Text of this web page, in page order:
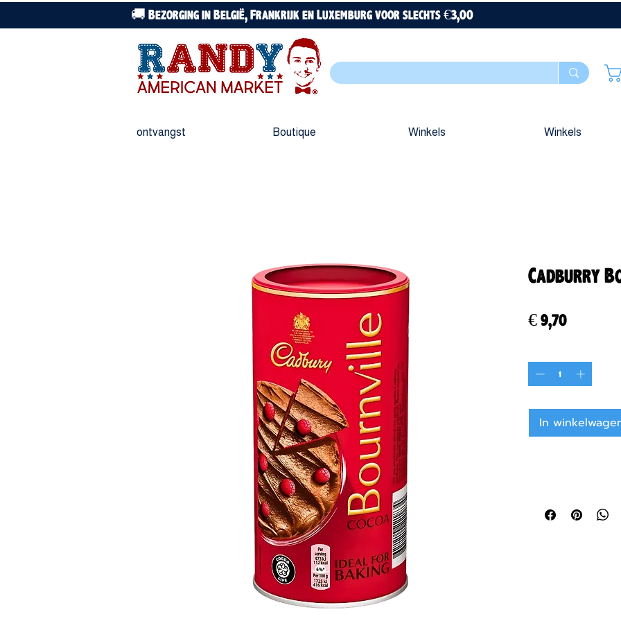
🚚 Bezorging in België, Frankrijk en Luxemburg voor slechts €3,00
ontvangst Boutique Winkels Winkels
Cadburry
€ 9,70Prijs
In